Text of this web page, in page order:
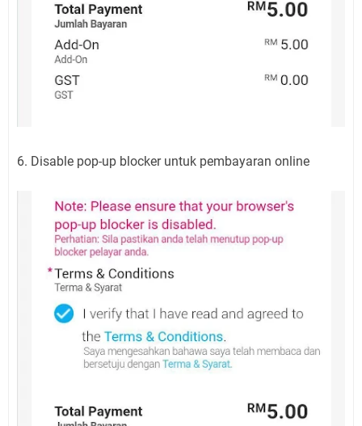
6. Disable pop-up blocker untuk pembayaran online